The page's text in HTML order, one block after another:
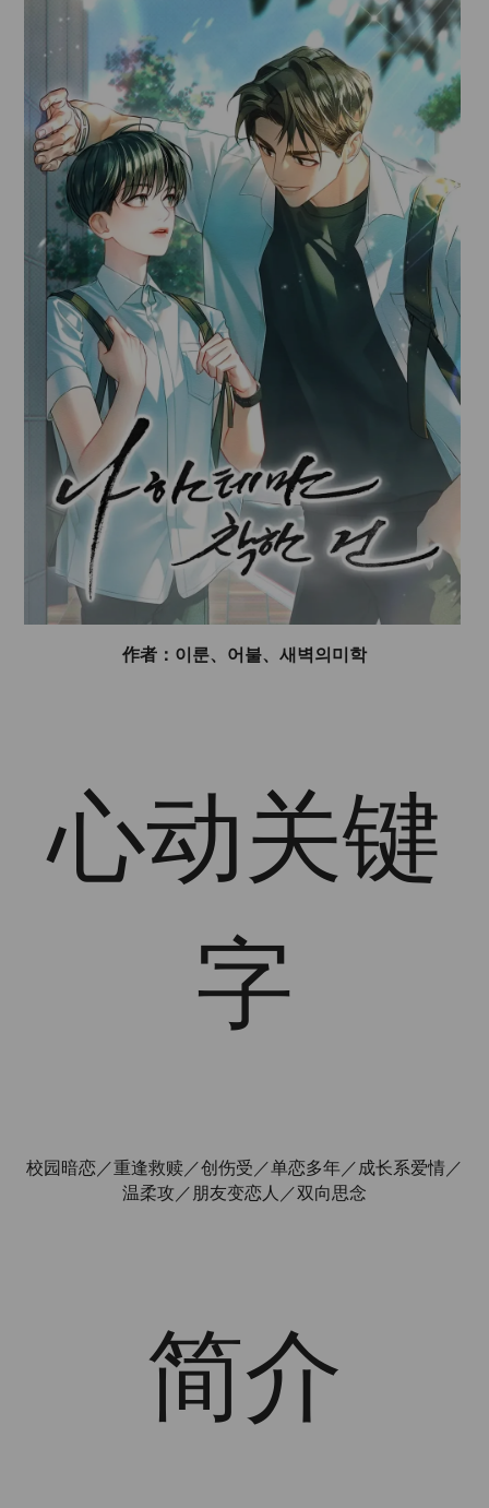
作者：이룬、어불、새벽의미학
心动关键
字
校园暗恋／重逢救赎／创伤受／单恋多年／成长系爱情／
温柔攻／朋友变恋人／双向思念
简介